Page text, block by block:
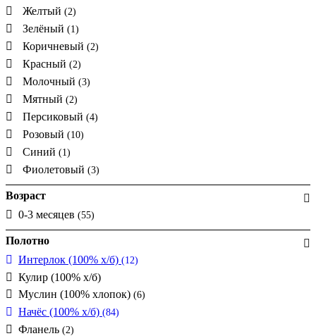
Желтый (2)
Зелёный (1)
Коричневый (2)
Красный (2)
Молочный (3)
Мятный (2)
Персиковый (4)
Розовый (10)
Синий (1)
Фиолетовый (3)
Возраст
0-3 месяцев (55)
Полотно
Интерлок (100% х/б) (12)
Кулир (100% х/б)
Муслин (100% хлопок) (6)
Начёс (100% х/б) (84)
Фланель (2)